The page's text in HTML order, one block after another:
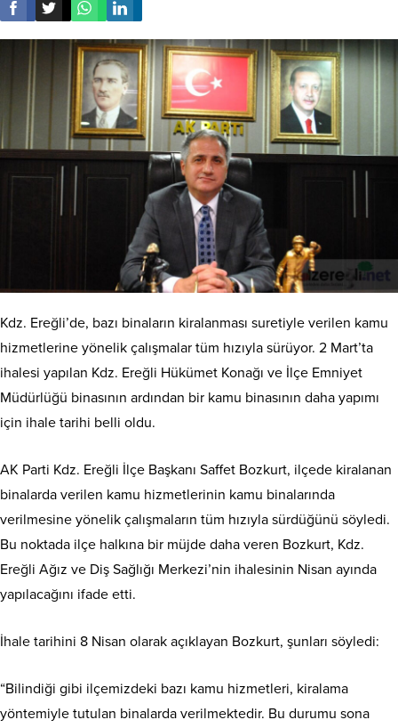
Kdz. Ereğli’de, bazı binaların kiralanması suretiyle verilen kamu
hizmetlerine yönelik çalışmalar tüm hızıyla sürüyor. 2 Mart’ta
ihalesi yapılan Kdz. Ereğli Hükümet Konağı ve İlçe Emniyet
Müdürlüğü binasının ardından bir kamu binasının daha yapımı
için ihale tarihi belli oldu.
AK Parti Kdz. Ereğli İlçe Başkanı Saffet Bozkurt, ilçede kiralanan
binalarda verilen kamu hizmetlerinin kamu binalarında
verilmesine yönelik çalışmaların tüm hızıyla sürdüğünü söyledi.
Bu noktada ilçe halkına bir müjde daha veren Bozkurt, Kdz.
Ereğli Ağız ve Diş Sağlığı Merkezi’nin ihalesinin Nisan ayında
yapılacağını ifade etti.
İhale tarihini 8 Nisan olarak açıklayan Bozkurt, şunları söyledi:
“Bilindiği gibi ilçemizdeki bazı kamu hizmetleri, kiralama
yöntemiyle tutulan binalarda verilmektedir. Bu durumu sona